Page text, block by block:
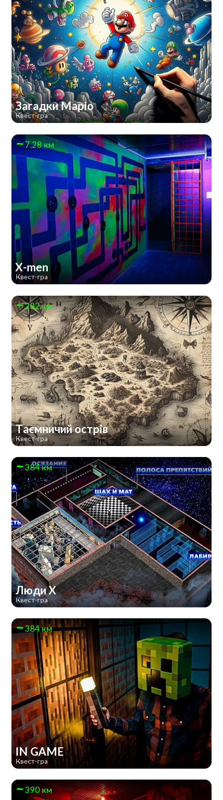
Загадки Маріо
Квест-гра
7.28 км
X-men
Квест-гра
282 км
Таємничий острів
Квест-гра
384 км
Люди Х
Квест-гра
384 км
IN GAME
Квест-гра
390 км